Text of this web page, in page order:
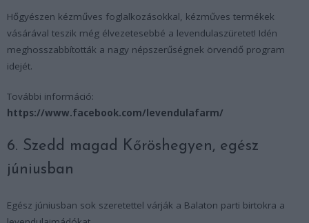
Hőgyészen kézműves foglalkozásokkal, kézműves termékek
vásárával teszik még élvezetesebbé a levendulaszüretet! Idén
meghosszabbították a nagy népszerűségnek örvendő program
idejét.
További információ:
https://www.facebook.com/levendulafarm/
6. Szedd magad Kőröshegyen, egész
júniusban
Egész júniusban sok szeretettel várják a Balaton parti birtokra a